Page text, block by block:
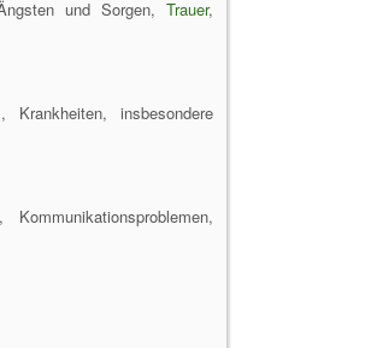
und Sorgen, Trauer,
Krankheiten, insbesondere